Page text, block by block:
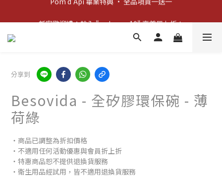
新客歡迎禮：輸入 "welcome10" 享首單九折！
分享到
Besovida - 全矽膠環保碗 - 薄
荷綠
‧商品已調整為折扣價格
‧不適用任何活動優惠與會員折上折
‧特惠商品恕不提供退換貨服務
‧衛生用品經試用，皆不適用退換貨服務